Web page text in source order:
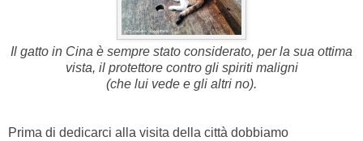
Il gatto in Cina è sempre stato considerato, per la sua ottima
vista, il protettore contro gli spiriti maligni
(che lui vede e gli altri no).
Prima di dedicarci alla visita della città dobbiamo